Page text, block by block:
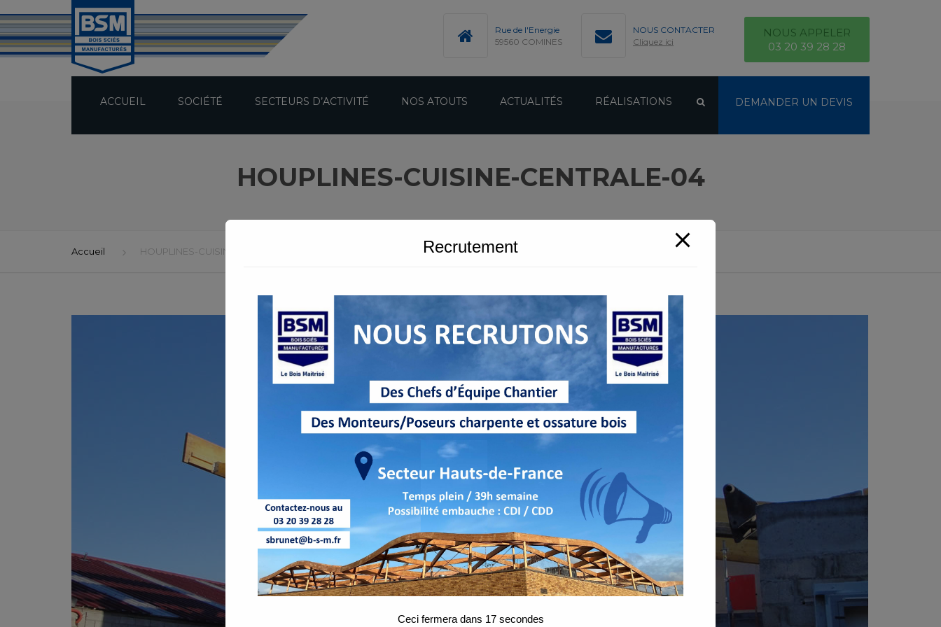
Rue de l'Energie
59560 COMINES
NOUS CONTACTER
Cliquez ici
NOUS APPELER
03 20 39 28 28
ACCUEIL SOCIÉTÉ SECTEURS D’ACTIVITÉ NOS ATOUTS ACTUALITÉS RÉALISATIONS DEMANDER UN DEVIS
HOUPLINES-CUISINE-CENTRALE-04
Accueil HOUPLINES-CUISINE-CENTRALE-04 Recrutement
Ceci fermera dans 16secondes